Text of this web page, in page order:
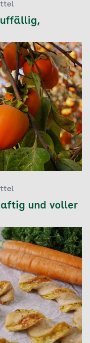
und voller